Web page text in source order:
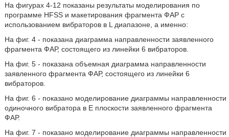
На фигурах 4-12 показаны результаты моделирования по
программе HFSS и макетирования фрагмента ФАР с
использованием вибраторов в L диапазоне, а именно:
На фиг. 4 - показана диаграмма направленности заявленного
фрагмента ФАР, состоящего из линейки 6 вибраторов.
На фиг. 5 - показана объемная диаграмма направленности
заявленного фрагмента ФАР, состоящего из линейки 6
вибраторов.
На фиг. 6 - показано моделирование диаграммы направленности
одиночного вибратора в E плоскости заявленного фрагмента
ФАР.
На фиг. 7 - показано моделирование диаграммы направленности